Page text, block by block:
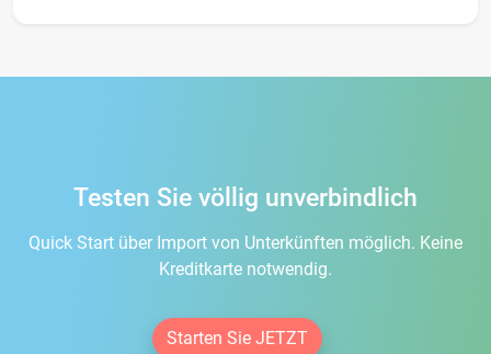
Testen Sie völlig unverbindlich
Quick Start über Import von Unterkünften möglich. Keine
Kreditkarte notwendig.
Starten Sie JETZT